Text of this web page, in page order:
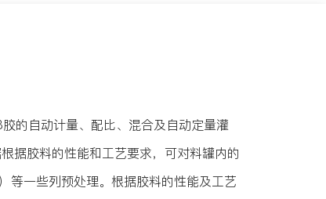
的自动计量、配比、混合及自动定量灌
据胶料的性能和工艺要求，可对料罐内的
等一些列预处理。根据胶料的性能及工艺